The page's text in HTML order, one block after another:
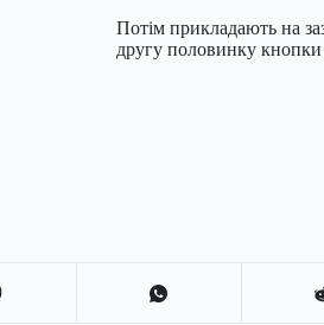
Потім прикладають на
другу половинку